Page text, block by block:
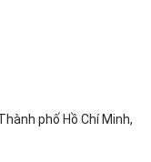
phố Hồ Chí Minh,